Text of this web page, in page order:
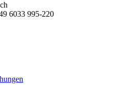
6033 995-220